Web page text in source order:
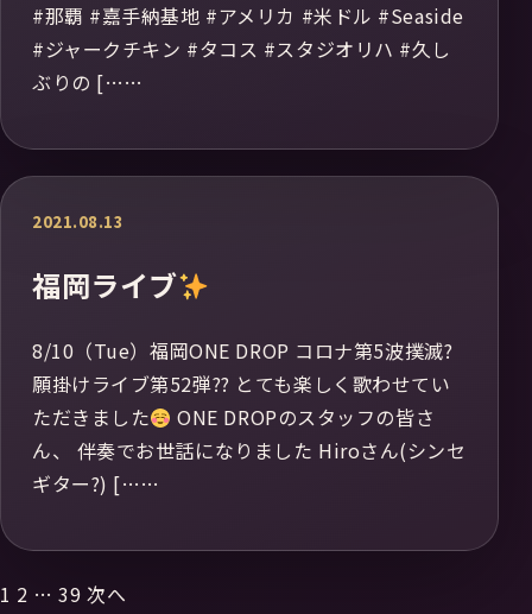
#那覇 #嘉手納基地 #アメリカ #米ドル #Seaside
#ジャークチキン #タコス #スタジオリハ #久し
ぶりの [……
2021.08.13
福岡ライブ
8/10（Tue）福岡ONE DROP コロナ第5波撲滅?
願掛けライブ第52弾?? とても楽しく歌わせてい
ただきました
ONE DROPのスタッフの皆さ
ん、 伴奏でお世話になりました Hiroさん(シンセ
ギター?) [……
投
1 2 … 39 次へ